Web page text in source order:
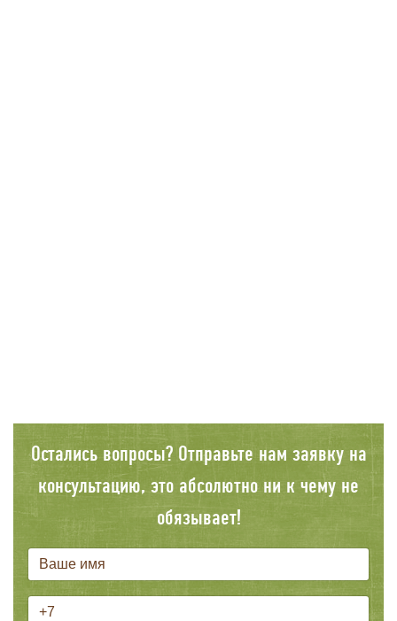
Остались вопросы? Отправьте нам заявку на
консультацию, это абсолютно ни к чему не
обязывает!